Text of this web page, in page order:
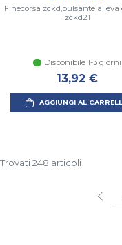
Finecorsa zckd,pulsante a leva
zckd21
Disponibile 1-3 giorni
13,92 €
AGGIUNGI AL
Trovati 248 articoli